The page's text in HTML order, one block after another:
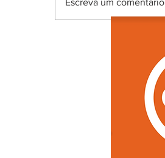
Escreva um comentário